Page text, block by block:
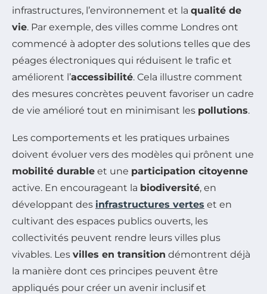
infrastructures, l’environnement et la qualité de
vie. Par exemple, des villes comme Londres ont
commencé à adopter des solutions telles que des
péages électroniques qui réduisent le trafic et
améliorent l’accessibilité. Cela illustre comment
des mesures concrètes peuvent favoriser un cadre
de vie amélioré tout en minimisant les pollutions.
Les comportements et les pratiques urbaines
doivent évoluer vers des modèles qui prônent une
mobilité durable et une participation citoyenne
active. En encourageant la biodiversité, en
développant des infrastructures vertes et en
cultivant des espaces publics ouverts, les
collectivités peuvent rendre leurs villes plus
vivables. Les villes en transition démontrent déjà
la manière dont ces principes peuvent être
appliqués pour créer un avenir inclusif et